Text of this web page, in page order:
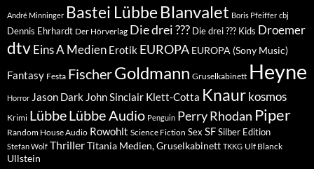
André Minninger Bastei Lübbe Blanvalet Boris Pfeiffer cbj
Dennis Ehrhardt Der Hörverlag Die drei ??? Die drei ??? Kids Droemer
dtvEins A Medien Erotik EUROPA EUROPA (Sony Music)
Fantasy Festa FischerGoldmann Gruselkabinett Heyne
Horror Jason Dark John Sinclair Klett-Cotta Knaur kosmos
Krimi LübbeLübbe Audio Penguin Perry Rhodan Piper
Random House Audio Rowohlt Science Fiction Sex SFSilber Edition
Stefan Wolf ThrillerTitania Medien, Gruselkabinett TKKG Ulf Blanck
Ullstein